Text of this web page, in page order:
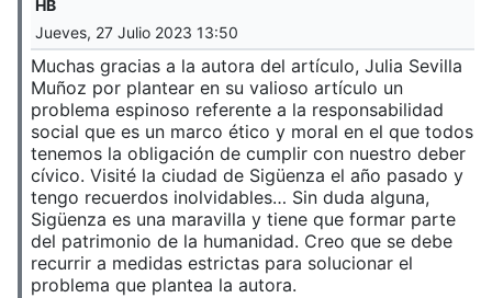
HB
Jueves, 27 Julio 2023 13:50
Muchas gracias a la autora del artículo, Julia Sevilla
Muñoz por plantear en su valioso artículo un
problema espinoso referente a la responsabilidad
social que es un marco ético y moral en el que todos
tenemos la obligación de cumplir con nuestro deber
cívico. Visité la ciudad de Sigüenza el año pasado y
tengo recuerdos inolvidables… Sin duda alguna,
Sigüenza es una maravilla y tiene que formar parte
del patrimonio de la humanidad. Creo que se debe
recurrir a medidas estrictas para solucionar el
problema que plantea la autora.